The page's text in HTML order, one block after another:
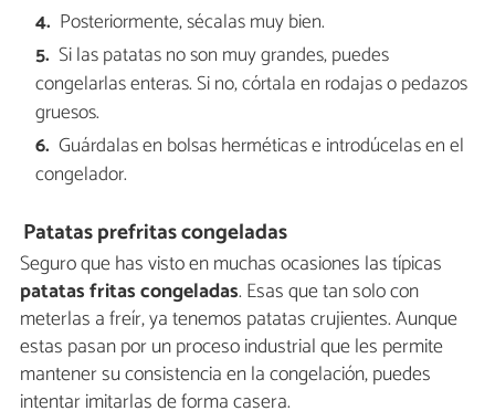
Posteriormente, sécalas muy bien.
Si las patatas no son muy grandes, puedes
congelarlas enteras. Si no, córtala en rodajas o pedazos
gruesos.
Guárdalas en bolsas herméticas e introdúcelas en el
congelador.
Patatas prefritas congeladas
Seguro que has visto en muchas ocasiones las típicas
patatas fritas congeladas. Esas que tan solo con
meterlas a freír, ya tenemos patatas crujientes. Aunque
estas pasan por un proceso industrial que les permite
mantener su consistencia en la congelación, puedes
intentar imitarlas de forma casera.